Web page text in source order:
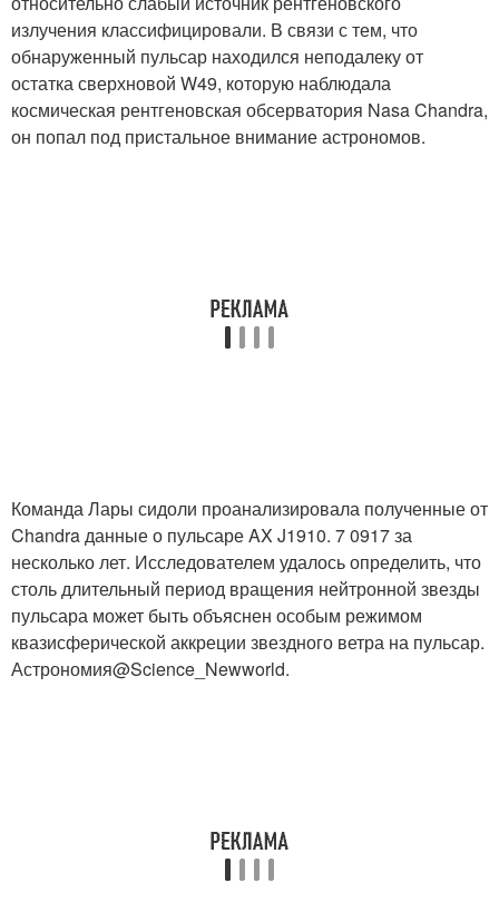
излучения классифицировали. В связи с тем, что
обнаруженный пульсар находился неподалеку от
остатка сверхновой W49, которую наблюдала
космическая рентгеновская обсерватория Nasa Chandra,
он попал под пристальное внимание астрономов.
Команда Лары сидоли проанализировала полученные от
Chandra данные о пульсаре AX J1910. 7 0917 за
несколько лет. Исследователем удалось определить, что
столь длительный период вращения нейтронной звезды
пульсара может быть объяснен особым режимом
квазисферической аккреции звездного ветра на пульсар.
Астрономия@Science_Newworld.